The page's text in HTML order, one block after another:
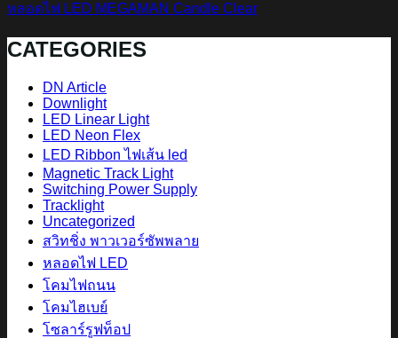
หลอดไฟ LED MEGAMAN Candle Clear
CATEGORIES
DN Article
Downlight
LED Linear Light
LED Neon Flex
LED Ribbon ไฟเส้น led
Magnetic Track Light
Switching Power Supply
Tracklight
Uncategorized
สวิทชิ่ง พาวเวอร์ซัพพลาย
หลอดไฟ LED
โคมไฟถนน
โคมไฮเบย์
โซลาร์รูฟท็อป